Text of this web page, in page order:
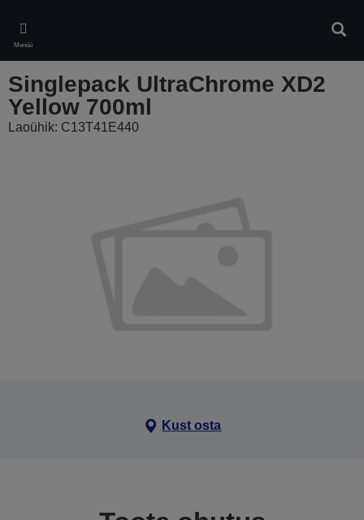
main
content
Menüü
Singlepack UltraChrome XD2
Yellow 700ml
Laoühik: C13T41E440
Kust osta